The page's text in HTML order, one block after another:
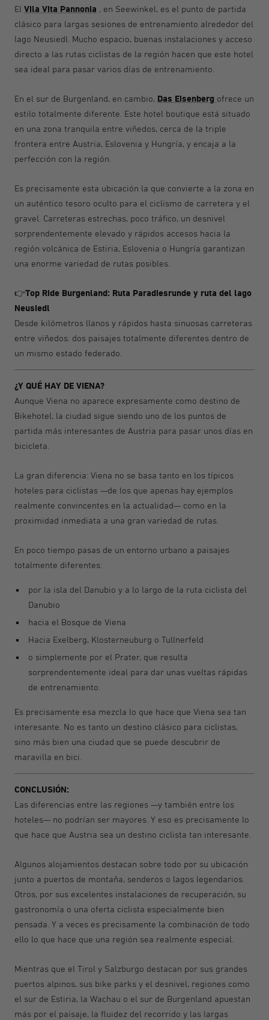
El Vila Vita Pannonia , en Seewinkel, es el punto de partida
clásico para largas sesiones de entrenamiento alrededor del
lago Neusiedl. Mucho espacio, buenas instalaciones y acceso
directo a las rutas ciclistas de la región hacen que este hotel
sea ideal para pasar varios días de entrenamiento.
En el sur de Burgenland, en cambio, Das Eisenberg ofrece un
estilo totalmente diferente. Este hotel boutique está situado
en una zona tranquila entre viñedos, cerca de la triple
frontera entre Austria, Eslovenia y Hungría, y encaja a la
perfección con la región.
Es precisamente esta ubicación la que convierte a la zona en
un auténtico tesoro oculto para el ciclismo de carretera y el
gravel. Carreteras estrechas, poco tráfico, un desnivel
sorprendentemente elevado y rápidos accesos hacia la
región volcánica de Estiria, Eslovenia o Hungría garantizan
una enorme variedad de rutas posibles.
👉Top Ride Burgenland: Ruta Paradiesrunde y ruta del lago
Neusiedl
Desde kilómetros llanos y rápidos hasta sinuosas carreteras
entre viñedos: dos paisajes totalmente diferentes dentro de
un mismo estado federado.
¿Y QUÉ HAY DE VIENA?
Aunque Viena no aparece expresamente como destino de
Bikehotel, la ciudad sigue siendo uno de los puntos de
partida más interesantes de Austria para pasar unos días en
bicicleta.
La gran diferencia: Viena no se basa tanto en los típicos
hoteles para ciclistas —de los que apenas hay ejemplos
realmente convincentes en la actualidad— como en la
proximidad inmediata a una gran variedad de rutas.
En poco tiempo pasas de un entorno urbano a paisajes
totalmente diferentes:
por la isla del Danubio y a lo largo de la ruta ciclista del
Danubio
hacia el Bosque de Viena
Hacia Exelberg, Klosterneuburg o Tullnerfeld
o simplemente por el Prater, que resulta
sorprendentemente ideal para dar unas vueltas rápidas
de entrenamiento.
Es precisamente esa mezcla lo que hace que Viena sea tan
interesante. No es tanto un destino clásico para ciclistas,
sino más bien una ciudad que se puede descubrir de
maravilla en bici.
CONCLUSIÓN:
Las diferencias entre las regiones —y también entre los
hoteles— no podrían ser mayores. Y eso es precisamente lo
que hace que Austria sea un destino ciclista tan interesante.
Algunos alojamientos destacan sobre todo por su ubicación
junto a puertos de montaña, senderos o lagos legendarios.
Otros, por sus excelentes instalaciones de recuperación, su
gastronomía o una oferta ciclista especialmente bien
pensada. Y a veces es precisamente la combinación de todo
ello lo que hace que una región sea realmente especial.
Mientras que el Tirol y Salzburgo destacan por sus grandes
puertos alpinos, sus bike parks y el desnivel, regiones como
el sur de Estiria, la Wachau o el sur de Burgenland apuestan
más por el paisaje, la fluidez del recorrido y las largas